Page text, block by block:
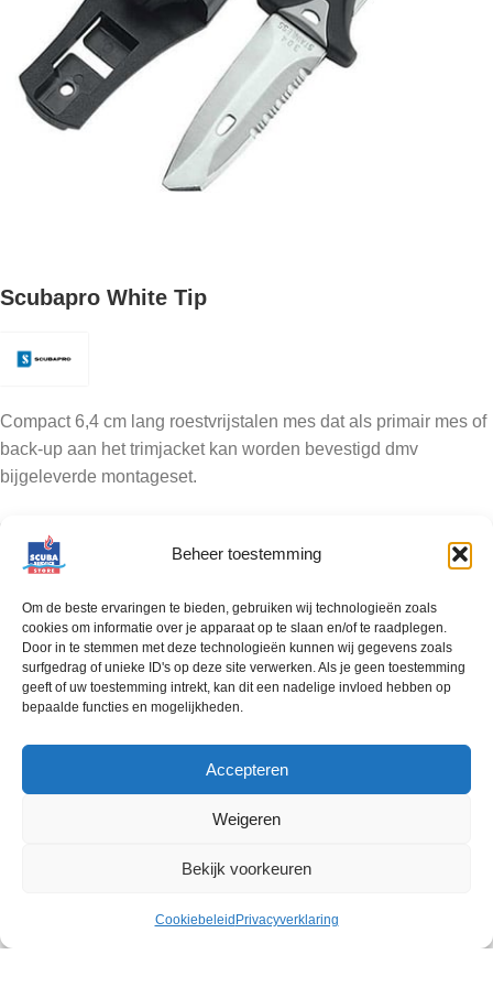
Beheer toestemming
Om de beste ervaringen te bieden, gebruiken wij technologieën zoals
cookies om informatie over je apparaat op te slaan en/of te raadplegen.
Door in te stemmen met deze technologieën kunnen wij gegevens zoals
surfgedrag of unieke ID's op deze site verwerken. Als je geen toestemming
geeft of uw toestemming intrekt, kan dit een nadelige invloed hebben op
bepaalde functies en mogelijkheden.
Accepteren
Weigeren
Bekijk voorkeuren
Cookiebeleid Privacyverklaring
Scubapro White Tip
Compact 6,4 cm lang roestvrijstalen mes dat als primair mes of
back-up aan het trimjacket kan worden bevestigd dmv
bijgeleverde montageset.
BESCHRIJVING OVER MERK
Compact 6,4 cm lang roestvrijstalen mes dat als primair mes of
back-up aan het trimjacket kan worden bevestigd
Scuba Service 2025 - Powered byClay Concepts